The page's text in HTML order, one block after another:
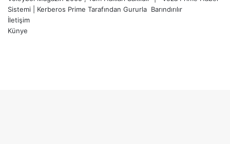
Sistemi
Kerberos Prime Tarafından Gururla Barındırılır
İletişim
Künye